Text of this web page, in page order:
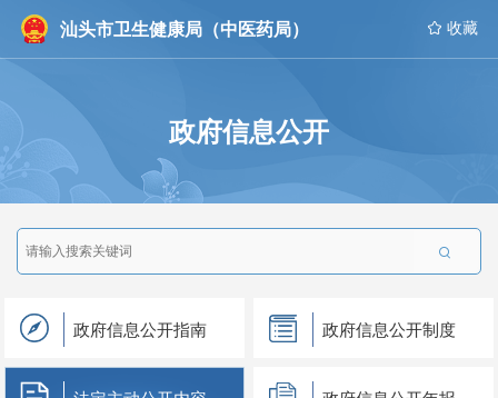
汕头市卫生健康局（中医药局）  收藏
政府信息公开

政府信息公开指南 政府信息公开制度